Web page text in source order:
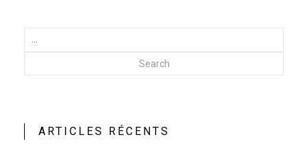
Search
ARTICLES RÉCENTS